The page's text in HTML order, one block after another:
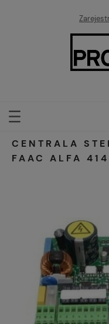
CENTRALA
FAAC ALFA 414